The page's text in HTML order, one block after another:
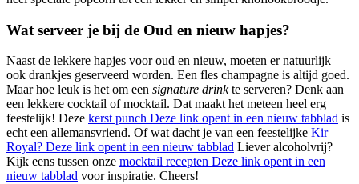
Wat serveer je bij de Oud en nieuw hapjes?
Naast de lekkere hapjes voor oud en nieuw, moeten er natuurlijk
ook drankjes geserveerd worden. Een fles champagne is altijd goed.
Maar hoe leuk is het om een signature drinkte serveren? Denk aan
een lekkere cocktail of mocktail. Dat maakt het meteen heel erg
feestelijk! Deze kerst punch Deze link opent in een nieuw tabblad is
echt een allemansvriend. Of wat dacht je van een feestelijke Kir
Royal? Deze link opent in een nieuw tabblad Liever alcoholvrij?
Kijk eens tussen onze mocktail recepten Deze link opent in een
nieuw tabblad voor inspiratie. Cheers!